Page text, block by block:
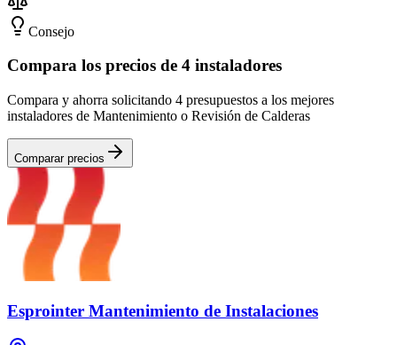
Consejo
Compara los precios de 4 instaladores
Compara y ahorra solicitando 4 presupuestos a los mejores
instaladores de Mantenimiento o Revisión de Calderas
Comparar precios
Esprointer Mantenimiento de Instalaciones